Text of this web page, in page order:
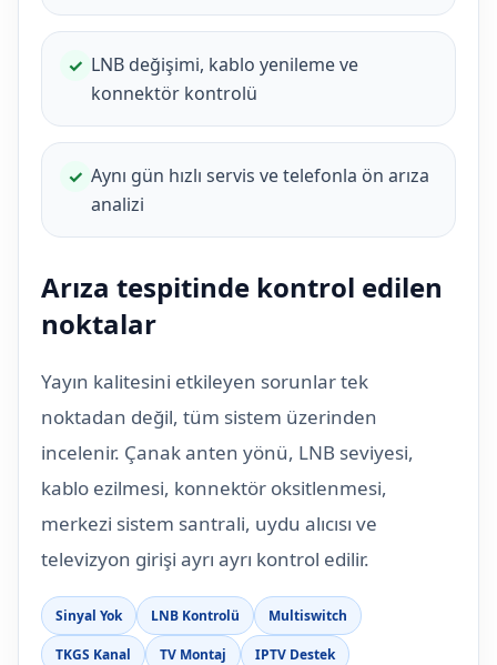
✓ LNB değişimi, kablo yenileme ve
konnektör kontrolü
✓ Aynı gün hızlı servis ve telefonla ön arıza
analizi
Arıza tespitinde kontrol edilen
noktalar
Yayın kalitesini etkileyen sorunlar tek
noktadan değil, tüm sistem üzerinden
incelenir. Çanak anten yönü, LNB seviyesi,
kablo ezilmesi, konnektör oksitlenmesi,
merkezi sistem santrali, uydu alıcısı ve
televizyon girişi ayrı ayrı kontrol edilir.
Sinyal Yok LNB Kontrolü Multiswitch
TKGS Kanal TV Montaj IPTV Destek